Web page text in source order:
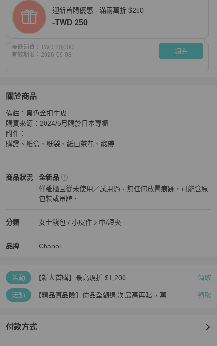
迎新首購優惠 - 滿兩萬折 $250
-TWD 250
最低消費： TWD 20,000
有效期限： 2026-09-08 領券
關於商品
關於 CHANEL 三折短夾 經典小型口蓋皮夾
備註：黑色金扣牛皮
購買來源：2024/5月購於日本專櫃
附件：
購證、紙盒、紙袋、紙山茶花、緞帶
商品狀況
Chanel女士錢包 / 小皮件
全新品
僅離櫃且從未使用／試用過。無任何放置痕跡，可能含原
包裝或吊牌。
分類
Chanel 女士錢包 / 小皮件分類資訊
女士錢包 / 小皮件
中/短夾
品牌
Chanel 精品女士錢包 / 小皮件
Chanel
Chanel 推薦清單
活動 【新人首購】最高現折 $1,200 領取
活動 【精品真品險】仿品全額退款 最高再賠 5 萬 領取
付款方式